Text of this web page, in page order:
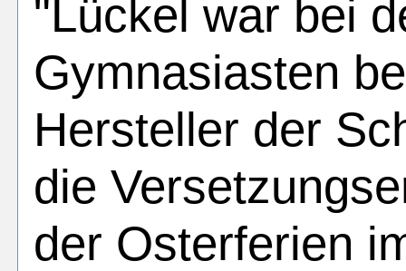
"Lückel war bei
Gymnasiasten
Hersteller der
die
der Osterferien